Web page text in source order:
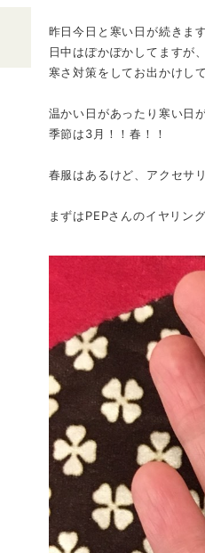
昨日今日と寒い日が続きま
日中はぽかぽかしてますが
寒さ対策をしてお出かけし
温かい日があったり寒い日
季節は3月！！春！！
春服はあるけど、アクセサ
まずはPEPさんのイヤリン